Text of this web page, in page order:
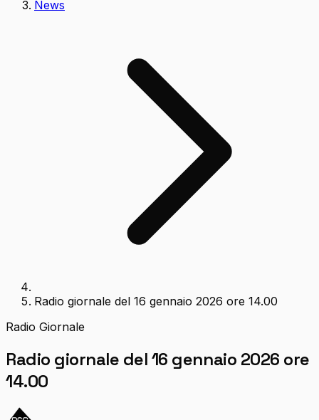
News
Radio giornale del 16 gennaio 2026 ore 14.00
Radio Giornale
Radio giornale del 16 gennaio 2026 ore
14.00